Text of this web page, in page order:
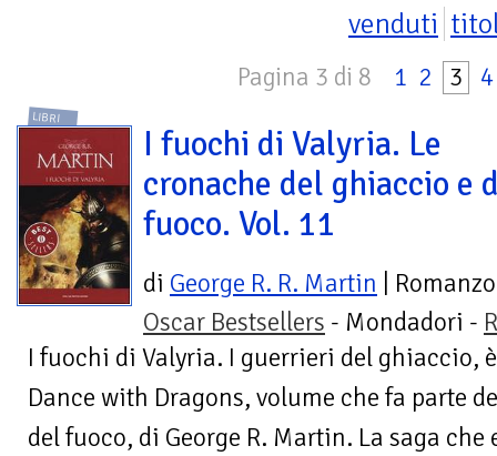
venduti
Pagina 3 di 8 1 2 3 4
LIBRI
I fuochi di Valyria. Le
cronache del ghiaccio e
fuoco. Vol. 11
di George R. R. Martin | Romanzo
Oscar Bestsellers - Mondadori -
I fuochi di Valyria. I guerrieri del ghiaccio,
Dance with Dragons, volume che fa parte
del fuoco, di George R. Martin. La saga